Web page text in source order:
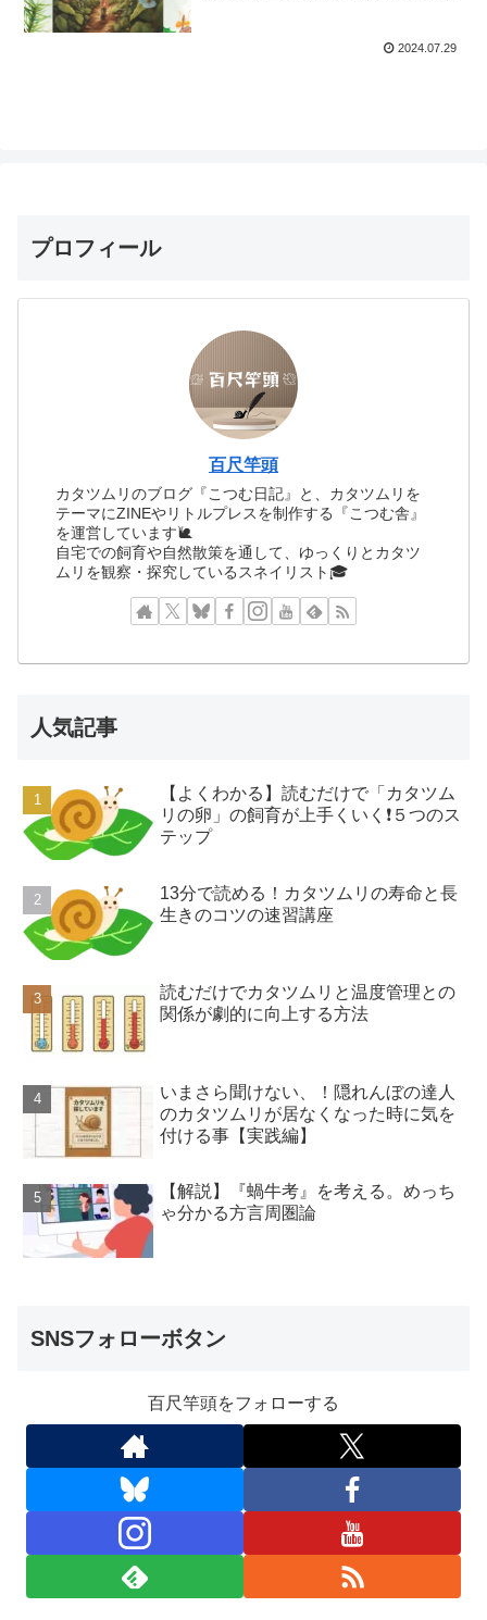
2024.07.29
プロフィール
百尺竿頭
カタツムリのブログ『こつむ日記』と、カタツムリを
テーマにZINEやリトルプレスを制作する『こつむ舎』
を運営しています🐌
自宅での飼育や自然散策を通して、ゆっくりとカタツ
ムリを観察・探究しているスネイリスト🎓
人気記事
【よくわかる】読むだけで「カタツム
リの卵」の飼育が上手くいく❗️５つのス
テップ
13分で読める！カタツムリの寿命と長
生きのコツの速習講座
読むだけでカタツムリと温度管理との
関係が劇的に向上する方法
いまさら聞けない、！隠れんぼの達人
のカタツムリが居なくなった時に気を
付ける事【実践編】
【解説】『蝸牛考』を考える。めっち
ゃ分かる方言周圏論
SNSフォローボタン
百尺竿頭をフォローする